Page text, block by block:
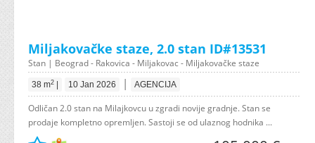
Miljakovačke staze, 2.0 stan ID#13531
Stan | Beograd - Rakovica - Miljakovac - Miljakovačke staze
38 m2 10 Jan 2026 | AGENCIJA
Odličan 2.0 stan na Milajkovcu u zgradi novije gradnje. Stan se
prodaje kompletno opremljen. Sastoji se od ulaznog hodnika ...